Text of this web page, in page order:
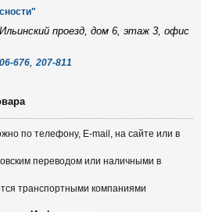
проезд, дом 6, этаж 3, офис
676,207-811
по телефону, E-mail, на сайте или в
переводом или наличными в
транспортными компаниями